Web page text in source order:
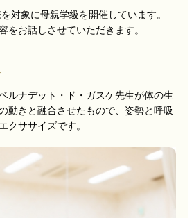
対象に母親学級を開催しています。
をお話しさせていただきます。
ルナデット・ド・ガスケ先生が体の生
動きと融合させたもので、姿勢と呼吸
クササイズです。